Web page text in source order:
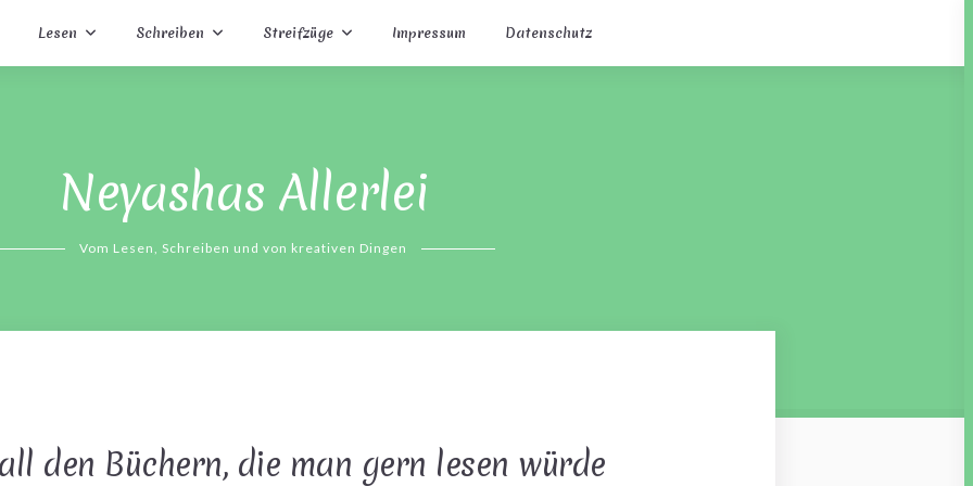
Neyashas Allerlei
Vom Lesen, Schreiben und von kreativen Dingen
Lesen Schreiben Streifzüge Impressum Datenschutz
den Büchern, die man gern lesen würde